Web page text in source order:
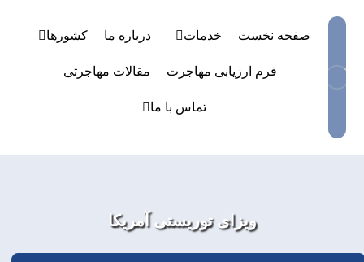
صفحه نخست خدمات درباره ما کشورها
فرم ارزیابی مهاجرت مقالات مهاجرتی
تماس با ما
ویزای توریستی آمریکا